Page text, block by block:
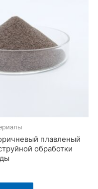
плавленый
обработки